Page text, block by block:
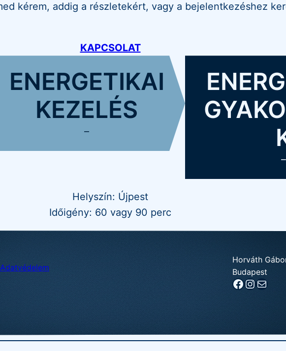
kérem, addig a részletekért, vagy a bejelentkezéshez
KAPCSOLAT
ENERGETIKAI
KEZELÉS
–
–
Helyszín: Újpest
Időigény: 60 vagy 90 perc
Adatvédelem
Horváth
Budapest
Kövess a FB-on! Kövess az Instán! Írj e-mailt!